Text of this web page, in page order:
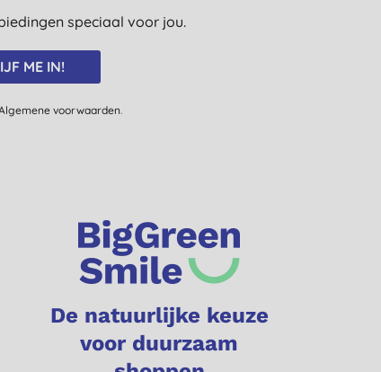
speciaal voor jou.
ME IN!
voorwaarden.
De natuurlijke keuze
voor duurzaam